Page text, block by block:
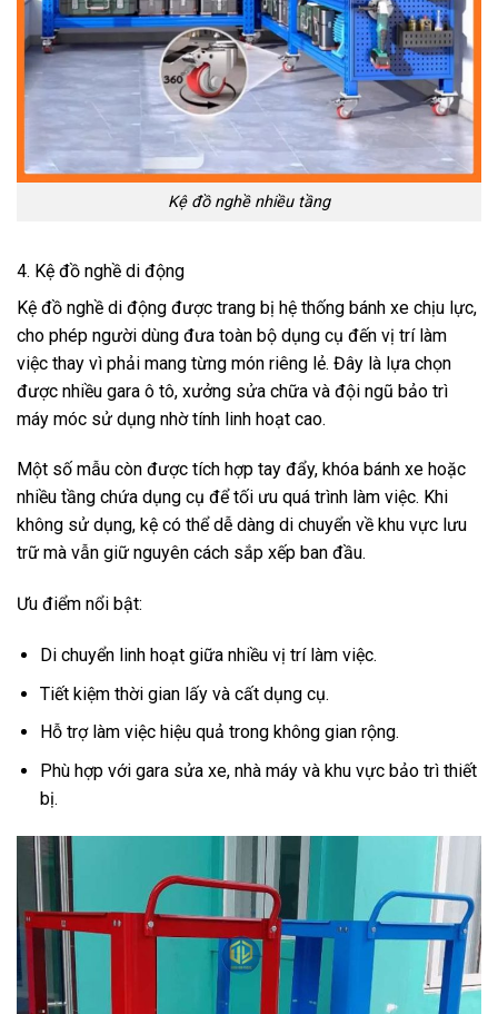
Kệ đồ nghề nhiều tầng
4. Kệ đồ nghề di động
Kệ đồ nghề di động được trang bị hệ thống bánh xe chịu lực,
cho phép người dùng đưa toàn bộ dụng cụ đến vị trí làm
việc thay vì phải mang từng món riêng lẻ. Đây là lựa chọn
được nhiều gara ô tô, xưởng sửa chữa và đội ngũ bảo trì
máy móc sử dụng nhờ tính linh hoạt cao.
Một số mẫu còn được tích hợp tay đẩy, khóa bánh xe hoặc
nhiều tầng chứa dụng cụ để tối ưu quá trình làm việc. Khi
không sử dụng, kệ có thể dễ dàng di chuyển về khu vực lưu
trữ mà vẫn giữ nguyên cách sắp xếp ban đầu.
Ưu điểm nổi bật:
Di chuyển linh hoạt giữa nhiều vị trí làm việc.
Tiết kiệm thời gian lấy và cất dụng cụ.
Hỗ trợ làm việc hiệu quả trong không gian rộng.
Phù hợp với gara sửa xe, nhà máy và khu vực bảo trì thiết
bị.